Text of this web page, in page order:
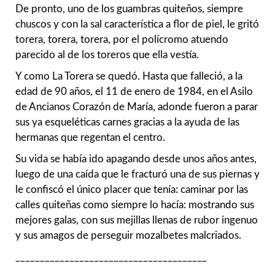
De pronto, uno de los guambras quiteños, siempre
chuscos y con la sal característica a flor de piel, le gritó
torera, torera, torera, por el polícromo atuendo
parecido al de los toreros que ella vestía.
Y como La Torera se quedó. Hasta que falleció, a la
edad de 90 años, el 11 de enero de 1984, en el Asilo
de Ancianos Corazón de María, adonde fueron a parar
sus ya esqueléticas carnes gracias a la ayuda de las
hermanas que regentan el centro.
Su vida se había ido apagando desde unos años antes,
luego de una caída que le fracturó una de sus piernas y
le confiscó el único placer que tenía: caminar por las
calles quiteñas como siempre lo hacía: mostrando sus
mejores galas, con sus mejillas llenas de rubor ingenuo
y sus amagos de perseguir mozalbetes malcriados.